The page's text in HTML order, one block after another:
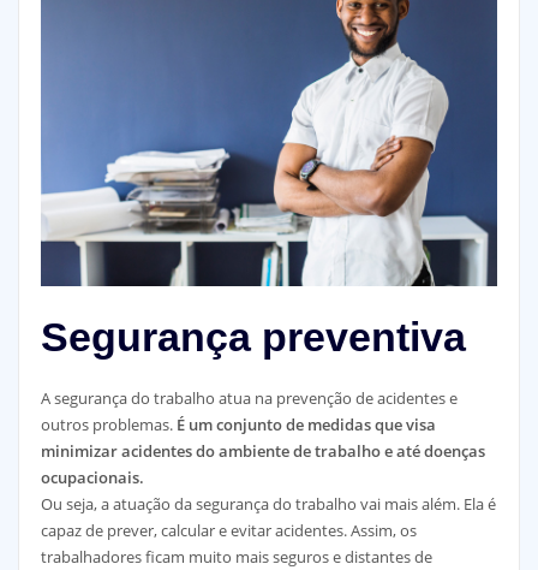
Segurança preventiva
A segurança do trabalho atua na prevenção de acidentes e
outros problemas.É um conjunto de medidas que visa
minimizar acidentes do ambiente de trabalho e até doenças
ocupacionais.
Ou seja, a atuação da segurança do trabalho vai mais além. Ela é
capaz de prever, calcular e evitar acidentes. Assim, os
trabalhadores ficam muito mais seguros e distantes de